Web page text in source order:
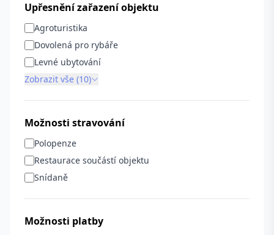
Upřesnění zařazení objektu
Agroturistika
Dovolená pro rybáře
Levné ubytování
Zobrazit vše (10)
Možnosti stravování
Polopenze
Restaurace součástí objektu
Snídaně
Možnosti platby